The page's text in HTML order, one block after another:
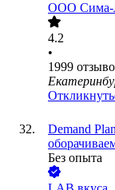
ООО Сима-
4.2
•
1999
Demand
Без опыта